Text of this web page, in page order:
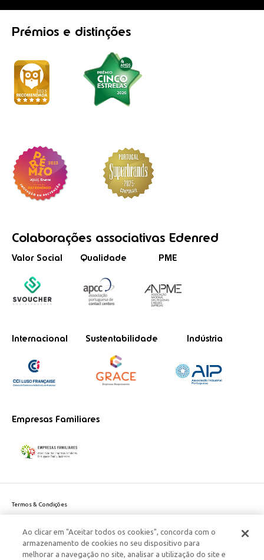
Prémios e distinções
Colaborações associativas Edenred
Valor Social Qualidade PME
Internacional Sustentabilidade Indústria
Empresas Familiares
Termos & Condições
Politica de Cookies
Política de Privacidade Dados Pessoais
Ao clicar em "Aceitar todos os cookies", concorda com o
armazenamento de cookies no seu dispositivo para
melhorar a navegação no site, analisar a utilização do site e